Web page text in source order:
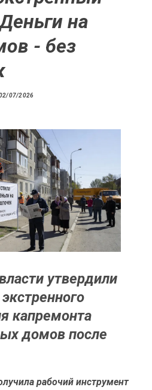
на
- без
07/2026
утвердили
капремонта
домов после
рабочий инструмент